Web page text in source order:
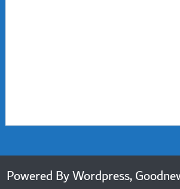
2014 Powered By Wordpress,